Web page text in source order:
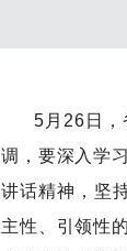
5月26日，省
调，要深入学
讲话精神，坚
主性、引领性